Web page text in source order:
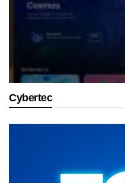
Cybertec